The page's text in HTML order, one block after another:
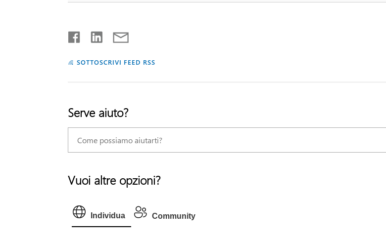
SOTTOSCRIVI FEED RSS
Serve aiuto?
Vuoi altre opzioni?
Individua Community